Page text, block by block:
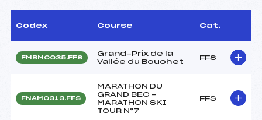
Codex Course Cat.
FMBM0035.FFS
Grand-Prix de la
Vallée du Bouchet
FFS
FNAM0313.FFS
MARATHON DU
GRAND BEC –
MARATHON SKI
TOUR N°7
FFS